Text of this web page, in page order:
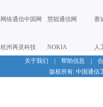
网络通信中国网 慧聪通信网 赛
杭州再灵科技 NOKIA
人
关于我们
帮助信息
版权所有: 中国通信